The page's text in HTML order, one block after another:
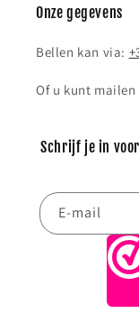
Onze gegevens
Bellen kan via:
Of u kunt mailen
Schrijf je in
E‑mail